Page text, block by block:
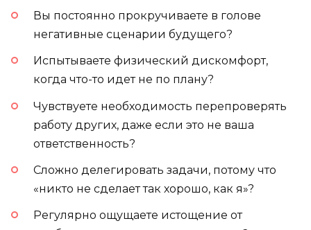
Вы постоянно прокручиваете в голове
негативные сценарии будущего?
Испытываете физический дискомфорт,
когда что-то идет не по плану?
Чувствуете необходимость перепроверять
работу других, даже если это не ваша
ответственность?
Сложно делегировать задачи, потому что
«никто не сделает так хорошо, как я»?
Регулярно ощущаете истощение от